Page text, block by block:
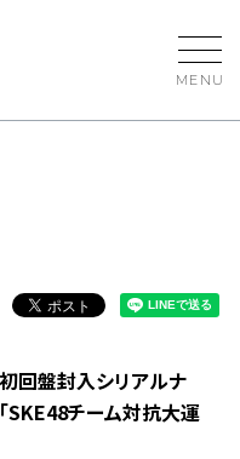
MENU
回盤封入シリアルナ
SKE48チーム対抗大運